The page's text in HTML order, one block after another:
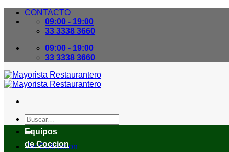
Skip
CONTACTO
09:00 - 19:00
33 3338 3660
09:00 - 19:00
33 3338 3660
Buscar
por:
Ver Cotizacion
Equipos
de Coccion